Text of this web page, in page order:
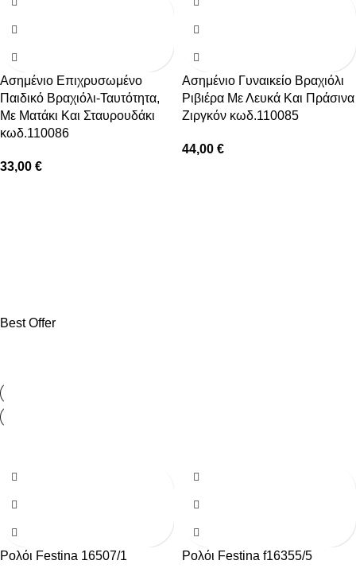
Ασημένιο Επιχρυσωμένο
Παιδικό Βραχιόλι-Ταυτότητα,
Με Ματάκι Και Σταυρουδάκι
κωδ.110086
33,00 €
Ασημένιο Γυναικείο Βραχιόλι
Ριβιέρα Με Λευκά Και Πράσινα
Ζιργκόν κωδ.110085
44,00 €
Γυναικεία Κοσμήματα
shop now
Best Offer
Ρολόι Festina 16507/1 Ρολόι Festina f16355/5